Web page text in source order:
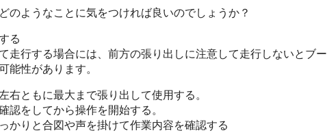
のようなことに気をつければ良いのでしょうか？
る
走行する場合には、前方の張り出しに注意して走行しないとブー
能性があります。
右ともに最大まで張り出して使用する。
認をしてから操作を開始する。
かりと合図や声を掛けて作業内容を確認する